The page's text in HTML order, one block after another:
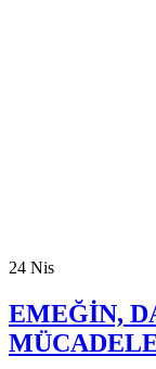
24 Nis
EMEĞİN,